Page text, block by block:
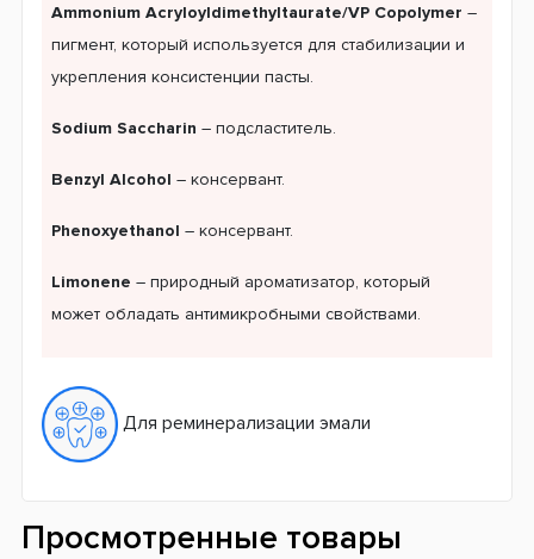
Ammonium Acryloyldimethyltaurate/VP Copolymer –
пигмент, который используется для стабилизации и
укрепления консистенции пасты.
Sodium Saccharin – подсластитель.
Benzyl Alcohol – консервант.
Phenoxyethanol – консервант.
Limonene – природный ароматизатор, который
может обладать антимикробными свойствами.
Для реминерализации эмали
Просмотренные товары